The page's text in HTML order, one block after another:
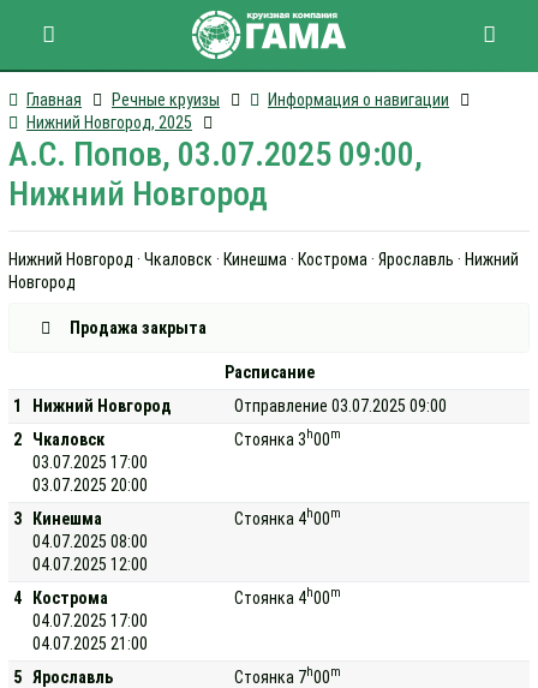
Главная Речные круизы
Информация о навигации
Нижний Новгород, 2025
А.С. Попов, 03.07.2025 09:00,
Нижний Новгород
Нижний Новгород · Чкаловск · Кинешма · Кострома · Ярославль · Нижний
Новгород
Продажа закрыта
Расписание
1
Нижний Новгород
Отправление 03.07.2025 09:00
2
Чкаловск
03.07.2025 17:00
03.07.2025 20:00
Стоянка 3 h00m
3
Кинешма
04.07.2025 08:00
04.07.2025 12:00
Стоянка 4h00m
4
Кострома
04.07.2025 17:00
04.07.2025 21:00
Стоянка 4h00m
5
Ярославль
Стоянка 7h00m